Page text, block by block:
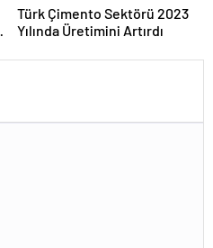
Türk Çimento Sektörü 2023
Yılında Üretimini Artırdı